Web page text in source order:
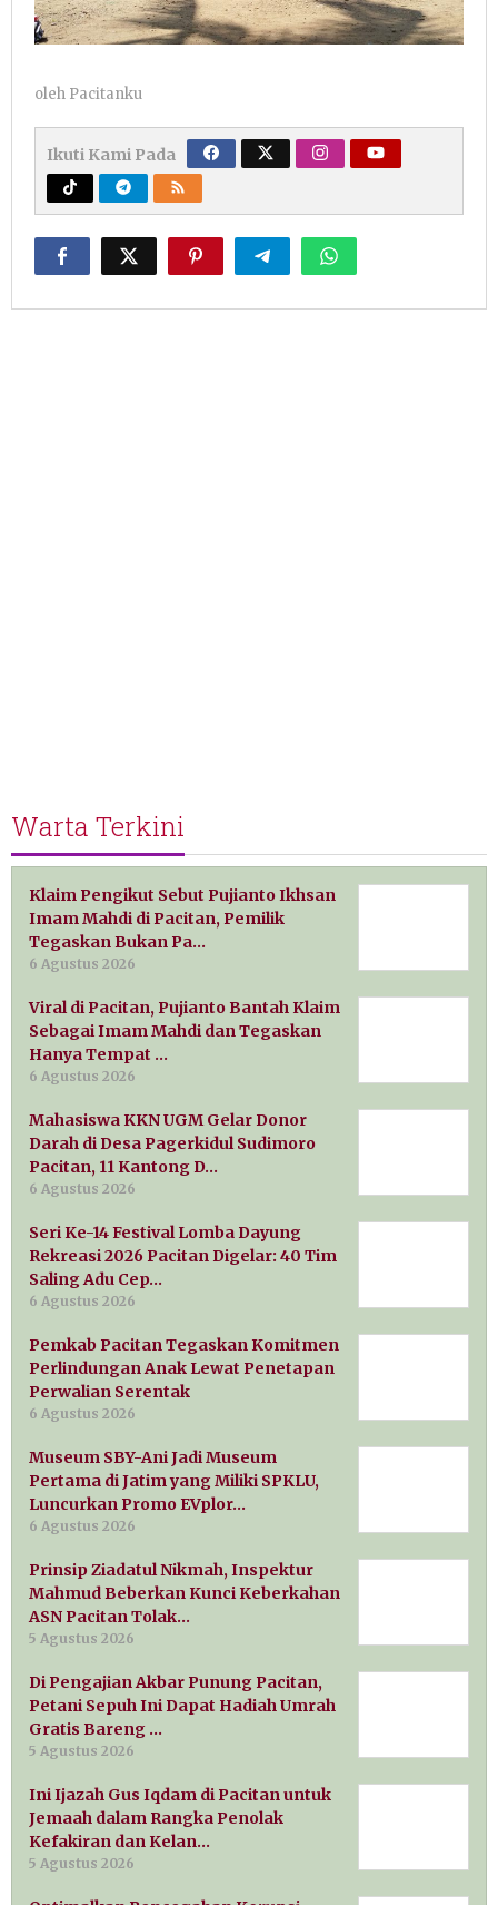
oleh Pacitanku
Ikuti Kami Pada
Warta Terkini
Klaim Pengikut Sebut Pujianto Ikhsan
Imam Mahdi di Pacitan, Pemilik
Tegaskan Bukan Pa…
6 Agustus 2026
Viral di Pacitan, Pujianto Bantah Klaim
Sebagai Imam Mahdi dan Tegaskan
Hanya Tempat …
6 Agustus 2026
Mahasiswa KKN UGM Gelar Donor
Darah di Desa Pagerkidul Sudimoro
Pacitan, 11 Kantong D…
6 Agustus 2026
Seri Ke-14 Festival Lomba Dayung
Rekreasi 2026 Pacitan Digelar: 40 Tim
Saling Adu Cep…
6 Agustus 2026
Pemkab Pacitan Tegaskan Komitmen
Perlindungan Anak Lewat Penetapan
Perwalian Serentak
6 Agustus 2026
Museum SBY-Ani Jadi Museum
Pertama di Jatim yang Miliki SPKLU,
Luncurkan Promo EVplor…
6 Agustus 2026
Prinsip Ziadatul Nikmah, Inspektur
Mahmud Beberkan Kunci Keberkahan
ASN Pacitan Tolak…
5 Agustus 2026
Di Pengajian Akbar Punung Pacitan,
Petani Sepuh Ini Dapat Hadiah Umrah
Gratis Bareng …
5 Agustus 2026
Ini Ijazah Gus Iqdam di Pacitan untuk
Jemaah dalam Rangka Penolak
Kefakiran dan Kelan…
5 Agustus 2026